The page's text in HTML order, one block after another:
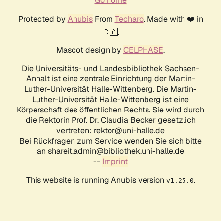
Protected by AnubisFrom Techaro. Made with ❤️ in
🇨🇦.
Mascot design by CELPHASE.
Die Universitäts- und Landesbibliothek Sachsen-
Anhalt ist eine zentrale Einrichtung der Martin-
Luther-Universität Halle-Wittenberg. Die Martin-
Luther-Universität Halle-Wittenberg ist eine
Körperschaft des öffentlichen Rechts. Sie wird durch
die Rektorin Prof. Dr. Claudia Becker gesetzlich
vertreten: rektor@uni-halle.de
Bei Rückfragen zum Service wenden Sie sich bitte
an shareit.admin@bibliothek.uni-halle.de
-- Imprint
This website is running Anubis version v1.25.0.